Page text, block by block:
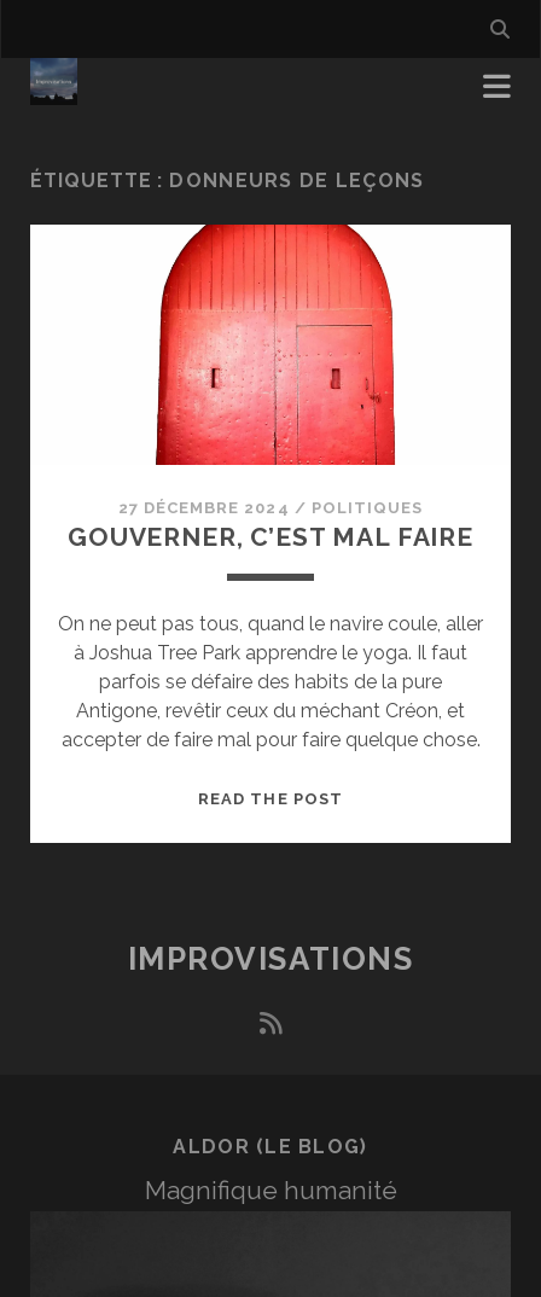
ÉTIQUETTE : DONNEURS DE LEÇONS
27 DÉCEMBRE 2024 / POLITIQUES
GOUVERNER, C’EST MAL FAIRE
On ne peut pas tous, quand le navire coule, aller
à Joshua Tree Park apprendre le yoga. Il faut
parfois se défaire des habits de la pure
Antigone, revêtir ceux du méchant Créon, et
accepter de faire mal pour faire quelque chose.
READ THE POST
IMPROVISATIONS
rss
ALDOR (LE BLOG)
Magnifique humanité